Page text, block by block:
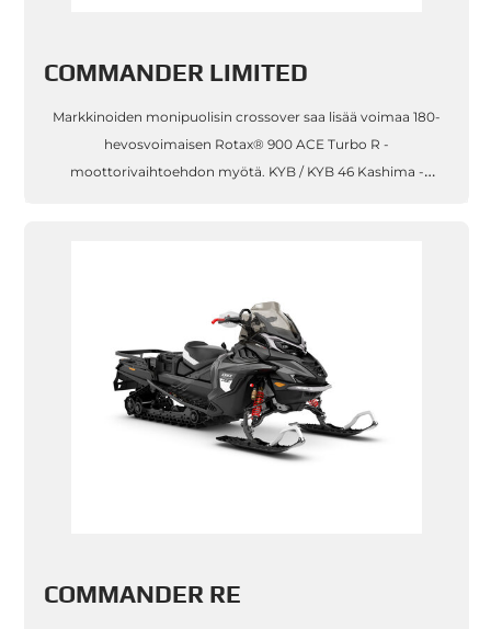
COMMANDER LIMITED
Markkinoiden monipuolisin crossover saa lisää voimaa 180-
hevosvoimaisen Rotax® 900 ACE Turbo R -
moottorivaihtoehdon myötä. KYB / KYB 46 Kashima -
COMMANDER RE